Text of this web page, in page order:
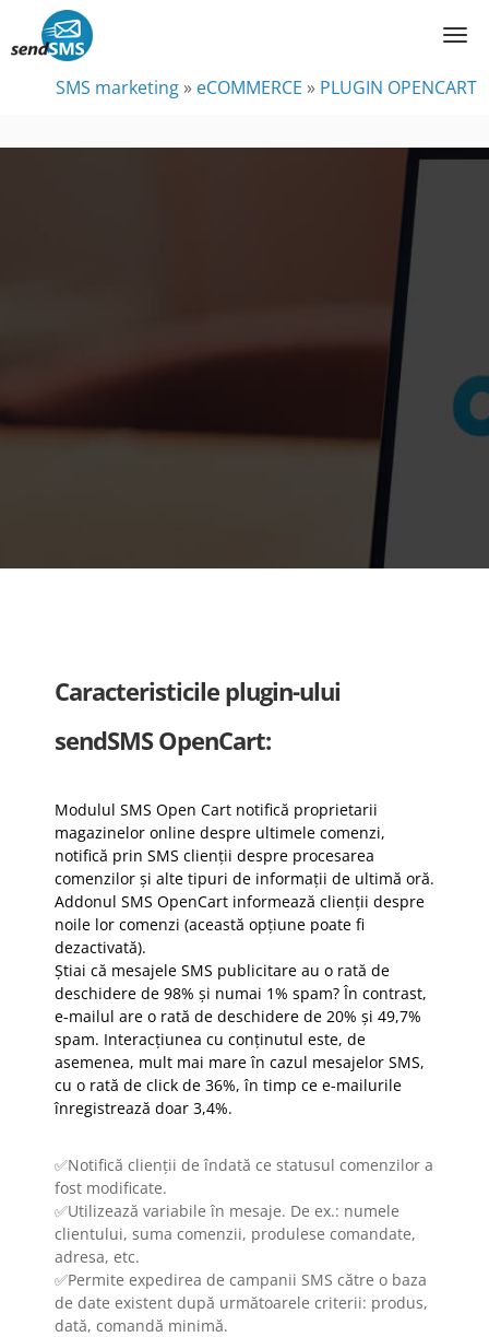
SMS marketing » eCOMMERCE » PLUGIN OPENCART
Plugin SMS
Caracteristicile plugin-ului
sendSMS OpenCart:
Modulul SMS Open Cart notifică proprietarii
magazinelor online despre ultimele comenzi,
notifică prin SMS clienții despre procesarea
comenzilor și alte tipuri de informații de ultimă oră.
Addonul SMS OpenCart informează clienții despre
noile lor comenzi (această opțiune poate fi
dezactivată).
Știai că mesajele SMS publicitare au o rată de
deschidere de 98% și numai 1% spam? În contrast,
e-mailul are o rată de deschidere de 20% și 49,7%
spam. Interacțiunea cu conținutul este, de
asemenea, mult mai mare în cazul mesajelor SMS,
cu o rată de click de 36%, în timp ce e-mailurile
înregistrează doar 3,4%.
✅Notifică clienții de îndată ce statusul comenzilor a
fost modificate.
✅Utilizează variabile în mesaje. De ex.: numele
clientului, suma comenzii, produlese comandate,
adresa, etc.
✅Permite expedirea de campanii SMS către o baza
de date existent după următoarele criterii: produs,
dată, comandă minimă.